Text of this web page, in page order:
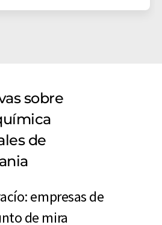
sobre
de
empresas de
de mira